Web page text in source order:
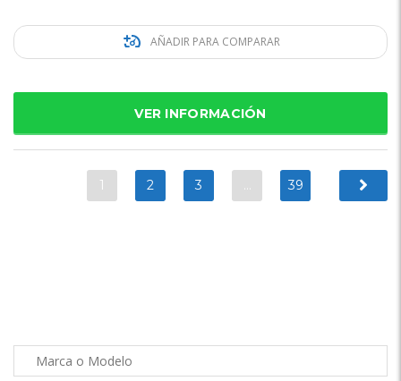
AÑADIR PARA COMPARAR
VER INFORMACIÓN
1 2 3 … 39